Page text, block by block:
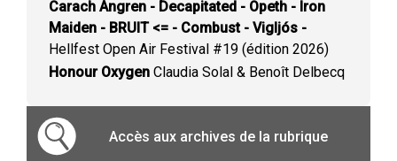
Carach Angren - Decapitated - Opeth - Iron
Maiden - BRUIT <= - Combust - Vigljós -
Hellfest Open Air Festival #19 (édition 2026)
Honour Oxygen Claudia Solal & Benoît Delbecq
Accès aux archives de la rubrique